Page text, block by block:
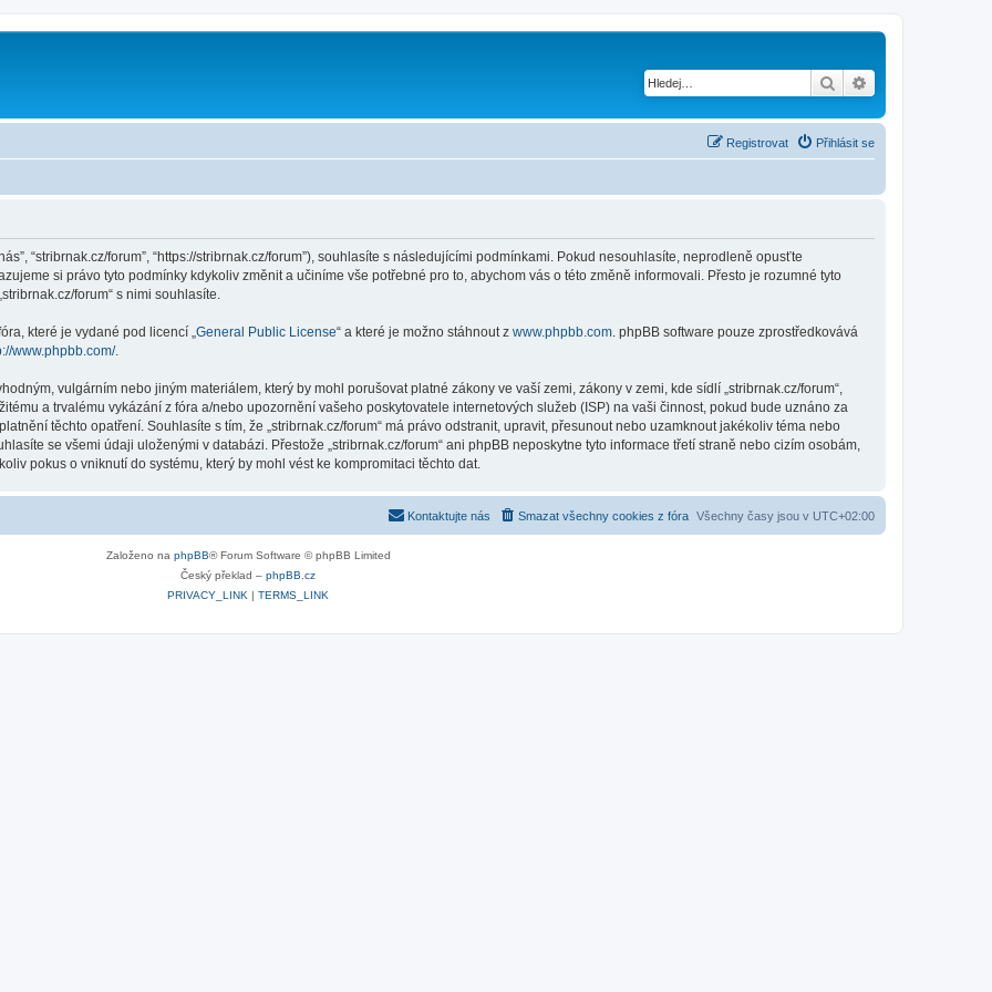
Hledat
Přihlásit se
Registrovat
“stribrnak.cz/forum”, “https://stribrnak.cz/forum”), souhlasíte s následujícími podmínkami. Pokud nesouhlasíte, neprodleně opusťte
si právo tyto podmínky kdykoliv změnit a učiníme vše potřebné pro to, abychom vás o této změně informovali. Přesto je rozumné tyto
forum“ s nimi souhlasíte.
které je vydané pod licencí „ General Public License“ a které je možno stáhnout z www.phpbb.com . phpBB software pouze zprostředkovává
www.phpbb.com/.
vulgárním nebo jiným materiálem, který by mohl porušovat platné zákony ve vaší zemi, zákony v zemi, kde sídlí „stribrnak.cz/forum“,
a trvalému vykázání z fóra a/nebo upozornění vašeho poskytovatele internetových služeb (ISP) na vaši činnost, pokud bude uznáno za
těchto opatření. Souhlasíte s tím, že „stribrnak.cz/forum“ má právo odstranit, upravit, přesunout nebo uzamknout jakékoliv téma nebo
se všemi údaji uloženými v databázi. Přestože „stribrnak.cz/forum“ ani phpBB neposkytne tyto informace třetí straně nebo cizím osobám,
pokus o vniknutí do systému, který by mohl vést ke kompromitaci těchto dat.
Všechny časy jsou v UTC+02:00
Smazat všechny cookies z fóra
Kontaktujte nás
Založeno na phpBB® Forum Software © phpBB Limited
Český překlad – phpBB.cz
PRIVACY_LINK | TERMS_LINK